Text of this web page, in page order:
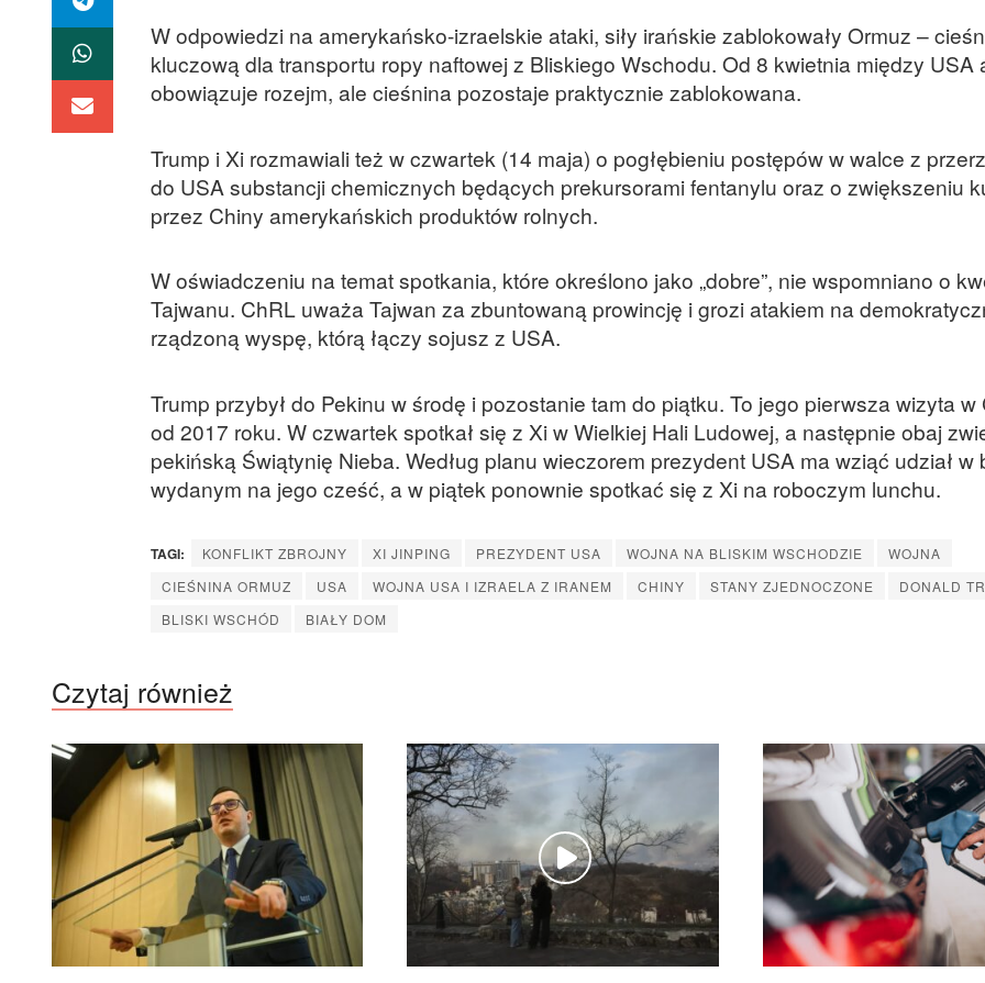
W odpowiedzi na amerykańsko-izraelskie ataki, siły irańskie zablokowały Ormuz –
kluczową dla transportu ropy naftowej z Bliskiego Wschodu. Od 8 kwietnia między USA
obowiązuje rozejm, ale cieśnina pozostaje praktycznie zablokowana.
Trump i Xi rozmawiali też w czwartek (14 maja) o pogłębieniu postępów w walce z
do USA substancji chemicznych będących prekursorami fentanylu oraz o zwiększeniu
przez Chiny amerykańskich produktów rolnych.
W oświadczeniu na temat spotkania, które określono jako „dobre”, nie wspomniano o
Tajwanu. ChRL uważa Tajwan za zbuntowaną prowincję i grozi atakiem na
rządzoną wyspę, którą łączy sojusz z USA.
Trump przybył do Pekinu w środę i pozostanie tam do piątku. To jego pierwsza wizyta w
od 2017 roku. W czwartek spotkał się z Xi w Wielkiej Hali Ludowej, a następnie obaj
pekińską Świątynię Nieba. Według planu wieczorem prezydent USA ma wziąć udział w
wydanym na jego cześć, a w piątek ponownie spotkać się z Xi na roboczym lunchu.
TAGI: KONFLIKT ZBROJNY XI JINPING PREZYDENT USA WOJNA NA BLISKIM WSCHODZIE
WOJNA
CIEŚNINA ORMUZ
USA WOJNA USA I IZRAELA Z IRANEM CHINY STANY ZJEDNOCZONE
DONALD
BLISKI WSCHÓD
BIAŁY DOM
Czytaj również